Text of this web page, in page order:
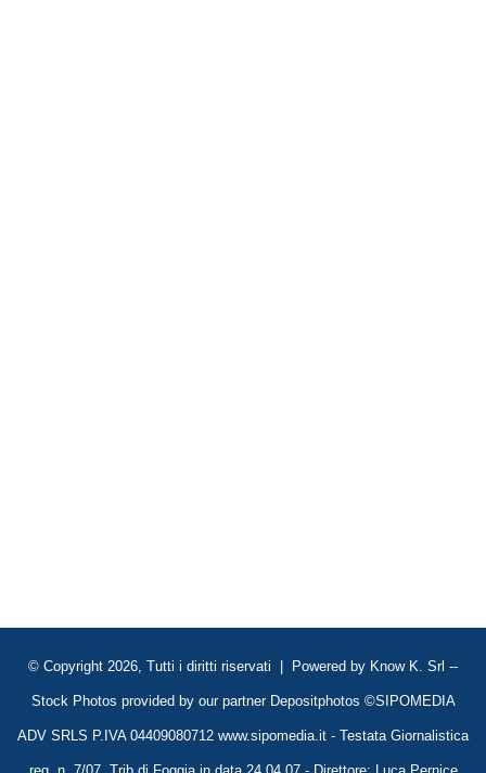
© Copyright 2026, Tutti i diritti riservati | Powered by Know K. Srl --
Stock Photos provided by our partner Depositphotos ©SIPOMEDIA
ADV SRLS P.IVA 04409080712 www.sipomedia.it - Testata Giornalistica